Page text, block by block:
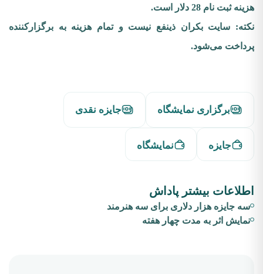
هزینه ثبت نام 28 دلار است.
نکته: سایت بکران ذینفع نیست و تمام هزینه به برگزارکننده
پرداخت می‌شود.
برگزاری نمایشگاه جایزه نقدی
جایزه نمایشگاه
اطلاعات بیشتر پاداش
سه جایزه هزار دلاری برای سه هنرمند
نمایش اثر به مدت چهار هفته